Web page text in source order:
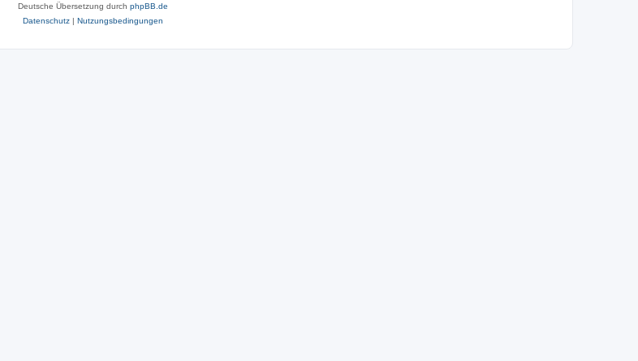
Deutsche Übersetzung durch phpBB.de
Datenschutz| Nutzungsbedingungen